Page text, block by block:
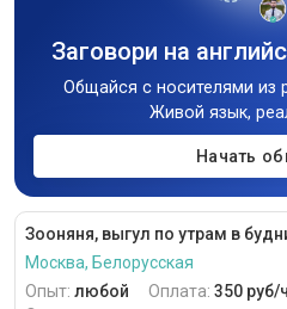
Заговори на
Общайся с носителями из
Живой язык,
Начать
Зооняня, выгул по утрам в
Москва, Белорусская
Опыт: любой Оплата: 350 руб/